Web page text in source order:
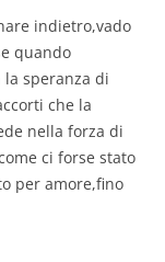
indietro,vado
quando
speranza di
che la
nella forza di
ci forse stato
per amore,fino